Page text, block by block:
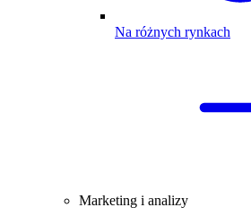
Na różnych rynkach
Marketing i analizy